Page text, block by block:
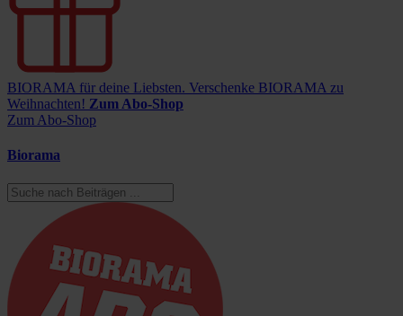
BIORAMA für deine Liebsten. Verschenke BIORAMA zu
Weihnachten! Zum Abo-Shop
Zum Abo-Shop
Biorama